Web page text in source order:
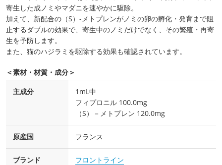
寄生した成ノミやマダニを速やかに駆除。
加えて、新配合の（S）-メトプレンがノミの卵の孵化・発育まで阻
止するダブルの効果で、寄生中のノミだけでなく、その繁殖・再寄
生を予防します。
また、猫のハジラミを駆除する効果も確認されています。
＜素材・材質・成分＞
主成分
1mL中
フィプロニル 100.0mg
（S）－メトプレン 120.0mg
原産国 フランス
ブランド フロントライン